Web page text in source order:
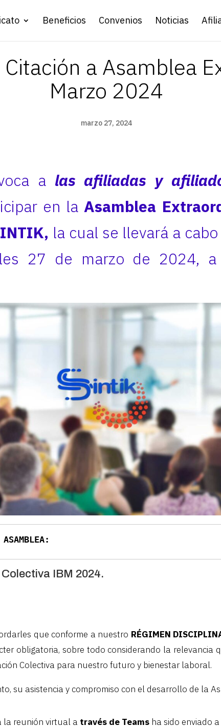
Beneficios Convenios Noticias
a Asamblea
Marzo 2024
marzo 27, 2024
a las afiliadas y
en la Asamblea
la cual se llevará a
27 de marzo de 2024,
ASAMBLEA:
IBM 2024.
que conforme a nuestro RÉGIMEN
obligatoria, sobre todo considerando la relevancia
Colectiva para nuestro futuro y bienestar laboral.
su asistencia y compromiso con el desarrollo de la
la reunión virtual a través de Teams ha sido enviado